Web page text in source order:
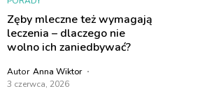
Zęby mleczne też wymagają
leczenia – dlaczego nie
wolno ich zaniedbywać?
Autor Anna Wiktor
3 czerwca, 2026